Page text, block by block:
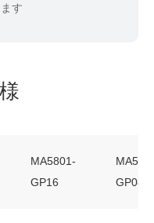
す
様
MA5801-
GP16
GP08